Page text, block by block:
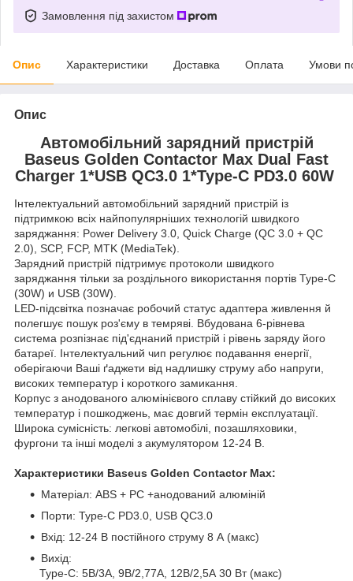
Замовлення під захистом
Опис Характеристики Доставка Оплата Умови
Опис
Автомобільний зарядний пристрій
Baseus Golden Contactor Max Dual Fast
Charger 1*USB QC3.0 1*Type-C PD3.0 60W
Інтелектуальний автомобільний зарядний пристрій із
підтримкою всіх найпопулярніших технологій швидкого
заряджання: Power Delivery 3.0, Quick Charge (QC 3.0 + QC
2.0), SCP, FCP, MTK (MediaTek).
Зарядний пристрій підтримує протоколи швидкого
заряджання тільки за роздільного використання портів Type-C
(30W) и USB (30W).
LED-підсвітка позначає робочий статус адаптера живлення й
полегшує пошук роз'єму в темряві. Вбудована 6-рівнева
система розпізнає під'єднаний пристрій і рівень заряду його
батареї. Інтелектуальний чип регулює подавання енергії,
оберігаючи Ваші ґаджети від надлишку струму або напруги,
високих температур і короткого замикання.
Корпус з анодованого алюмінієвого сплаву стійкий до високих
температур і пошкоджень, має довгий термін експлуатації.
Широка сумісність: легкові автомобілі, позашляховики,
фургони та інші моделі з акумулятором 12-24 В.
Характеристики Baseus Golden Contactor Max:
Матеріал: ABS + PC +анодований алюміній
Порти: Type-C PD3.0, USB QC3.0
Вхід: 12-24 В постійного струму 8 А (макс)
Вихід:
Type-C: 5В/3А, 9В/2,77А, 12В/2,5А 30 Вт (макс)